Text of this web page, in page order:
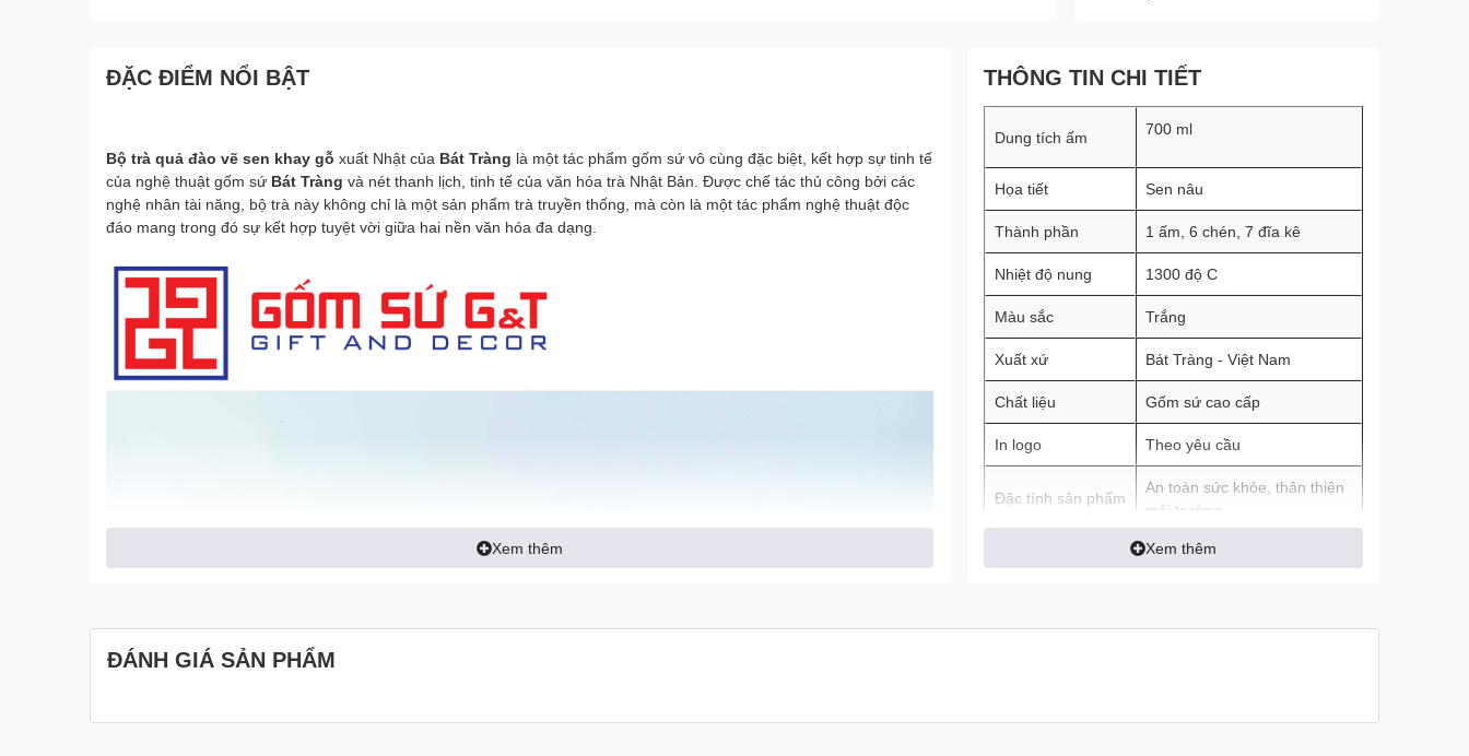
ĐẶC ĐIỂM NỔI BẬT
Bộ trà quả đào vẽ sen khay gỗ xuất Nhật của Bát Tràng là một tác phẩm gốm sứ vô cùng đặc biệt, kết hợp sự tinh tế
của nghệ thuật gốm sứ Bát Tràng và nét thanh lịch, tinh tế của văn hóa trà Nhật Bản. Được chế tác thủ công bởi các
nghệ nhân tài năng, bộ trà này không chỉ là một sản phẩm trà truyền thống, mà còn là một tác phẩm nghệ thuật độc
đáo mang trong đó sự kết hợp tuyệt vời giữa hai nền văn hóa đa dạng.
Xem thêm
THÔNG TIN CHI TIẾT
Dung tích ấm 700 ml
Họa tiết Sen nâu
Thành phần 1 ấm, 6 chén, 7 đĩa kê
Nhiệt độ nung 1300 độ C
Màu sắc Trắng
Xuất xứ Bát Tràng - Việt Nam
Chất liệu Gốm sứ cao cấp
In logo Theo yêu cầu
Đặc tính sản phẩm
An toàn sức khỏe, thân thiện
môi trường
Xem thêm
ĐÁNH GIÁ SẢN PHẨM